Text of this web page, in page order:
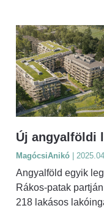
Új angyalföldi
MagócsiAnikó |
Angyalföld egyik
Rákos-patak
218 lakásos